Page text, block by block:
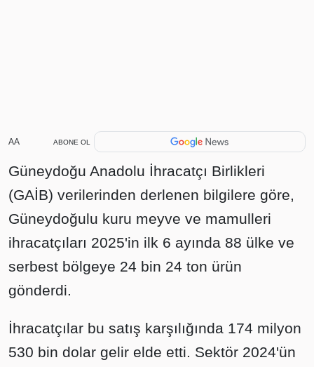
AA ABONE OL
Güneydoğu Anadolu İhracatçı Birlikleri
(GAİB) verilerinden derlenen bilgilere göre,
Güneydoğulu kuru meyve ve mamulleri
ihracatçıları 2025'in ilk 6 ayında 88 ülke ve
serbest bölgeye 24 bin 24 ton ürün
gönderdi.
İhracatçılar bu satış karşılığında 174 milyon
530 bin dolar gelir elde etti. Sektör 2024'ün